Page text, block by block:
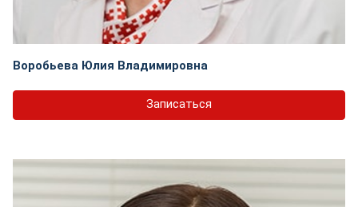
Воробьева Юлия Владимировна
Записаться